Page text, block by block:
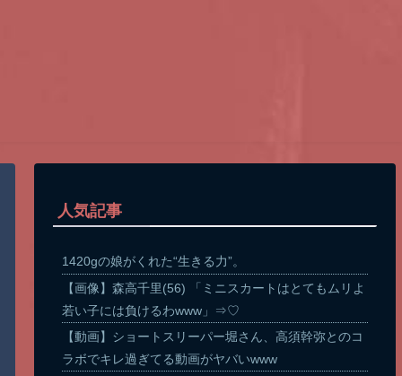
人気記事
1420gの娘がくれた“生きる力”。
【画像】森高千里(56) 「ミニスカートはとてもムリよ
若い子には負けるわwww」⇒♡
【動画】ショートスリーパー堀さん、高須幹弥とのコ
ラボでキレ過ぎてる動画がヤバいwww